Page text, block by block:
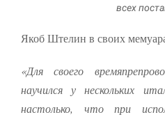
всех
Якоб Штелин в своих
«Для своего
научился у нескольких
настолько, что при